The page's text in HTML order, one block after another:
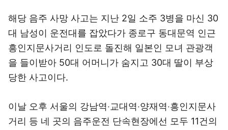
해당 음주 사망 사고는 지난 2일 소주 3병을 마신 30
대 남성이 운전대를 잡았다가 종로구 동대문역 인근
흥인지문사거리 인도로 돌진해 일본인 모녀 관광객
을 들이받아 50대 어머니가 숨지고 30대 딸이 부상
당한 사고이다.
이날 오후 서울의 강남역‧교대역‧양재역‧흥인지문사
거리 등 네 곳의 음주운전 단속현장에선 모두 11건의